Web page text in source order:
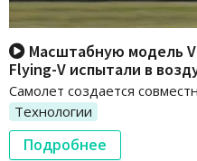
Масштабную модель
Flying-V испытали в
Самолет создается
Технологии
Подробнее